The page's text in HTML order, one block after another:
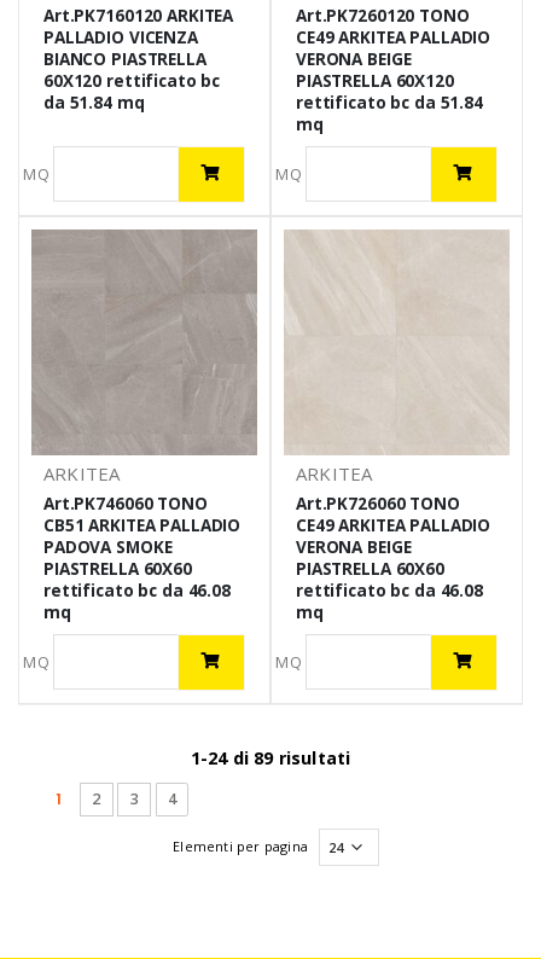
Art.PK7160120 ARKITEA
PALLADIO VICENZA
BIANCO PIASTRELLA
60X120 rettificato bc
da 51.84 mq
MQ
Art.PK7260120 TONO
CE49 ARKITEA PALLADIO
VERONA BEIGE
PIASTRELLA 60X120
rettificato bc da 51.84
mq
MQ
ARKITEA
Art.PK746060 TONO
CB51 ARKITEA PALLADIO
PADOVA SMOKE
PIASTRELLA 60X60
rettificato bc da 46.08
mq
MQ
ARKITEA
Art.PK726060 TONO
CE49 ARKITEA PALLADIO
VERONA BEIGE
PIASTRELLA 60X60
rettificato bc da 46.08
mq
MQ
1-24 di 89 risultati
1 (current)
2 3 4
Elementi per pagina